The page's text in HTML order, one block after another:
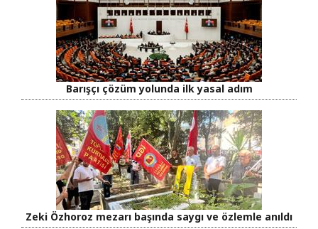
Barışçı çözüm yolunda ilk yasal adım
Zeki Özhoroz mezarı başında saygı ve özlemle anıldı